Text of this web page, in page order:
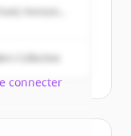
connecter
Horizon
Collective